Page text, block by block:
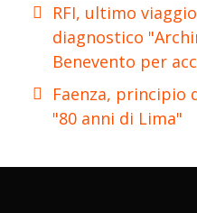
RFI, ultimo
diagnostico
Benevento per
Faenza, principio
"80 anni di Lima"